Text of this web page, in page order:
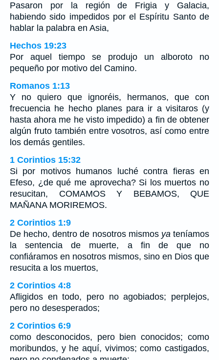
Pasaron por la región de Frigia y Galacia,
habiendo sido impedidos por el Espíritu Santo de
hablar la palabra en Asia,
Hechos 19:23
Por aquel tiempo se produjo un alboroto no
pequeño por motivo del Camino.
Romanos 1:13
Y no quiero que ignoréis, hermanos, que con
frecuencia he hecho planes para ir a visitaros (y
hasta ahora me he visto impedido) a fin de obtener
algún fruto también entre vosotros, así como entre
los demás gentiles.
1 Corintios 15:32
Si por motivos humanos luché contra fieras en
Efeso, ¿de qué me aprovecha? Si los muertos no
resucitan, COMAMOS Y BEBAMOS, QUE
MAÑANA MORIREMOS.
2 Corintios 1:9
De hecho, dentro de nosotros mismos yateníamos
la sentencia de muerte, a fin de que no
confiáramos en nosotros mismos, sino en Dios que
resucita a los muertos,
2 Corintios 4:8
Afligidos en todo, pero no agobiados; perplejos,
pero no desesperados;
2 Corintios 6:9
como desconocidos, pero bien conocidos; como
moribundos, y he aquí, vivimos; como castigados,